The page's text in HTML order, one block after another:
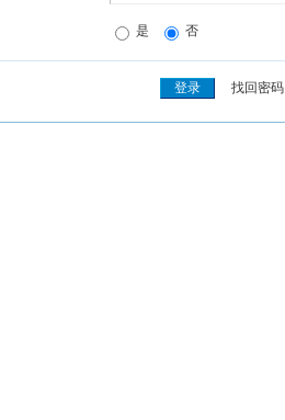
是 否
找回密码